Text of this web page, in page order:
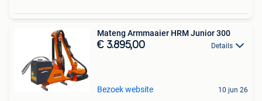
Mateng Armmaaier HRM Junior 300
€ 3.895,00 Details
Bezoek website 10 jun 26